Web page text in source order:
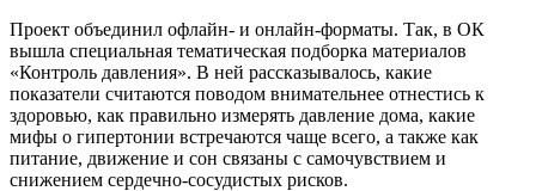
Проект объединил офлайн- и онлайн-форматы. Так, в ОК
вышла специальная тематическая подборка материалов
«Контроль давления». В ней рассказывалось, какие
показатели считаются поводом внимательнее отнестись к
здоровью, как правильно измерять давление дома, какие
мифы о гипертонии встречаются чаще всего, а также как
питание, движение и сон связаны с самочувствием и
снижением сердечно-сосудистых рисков.